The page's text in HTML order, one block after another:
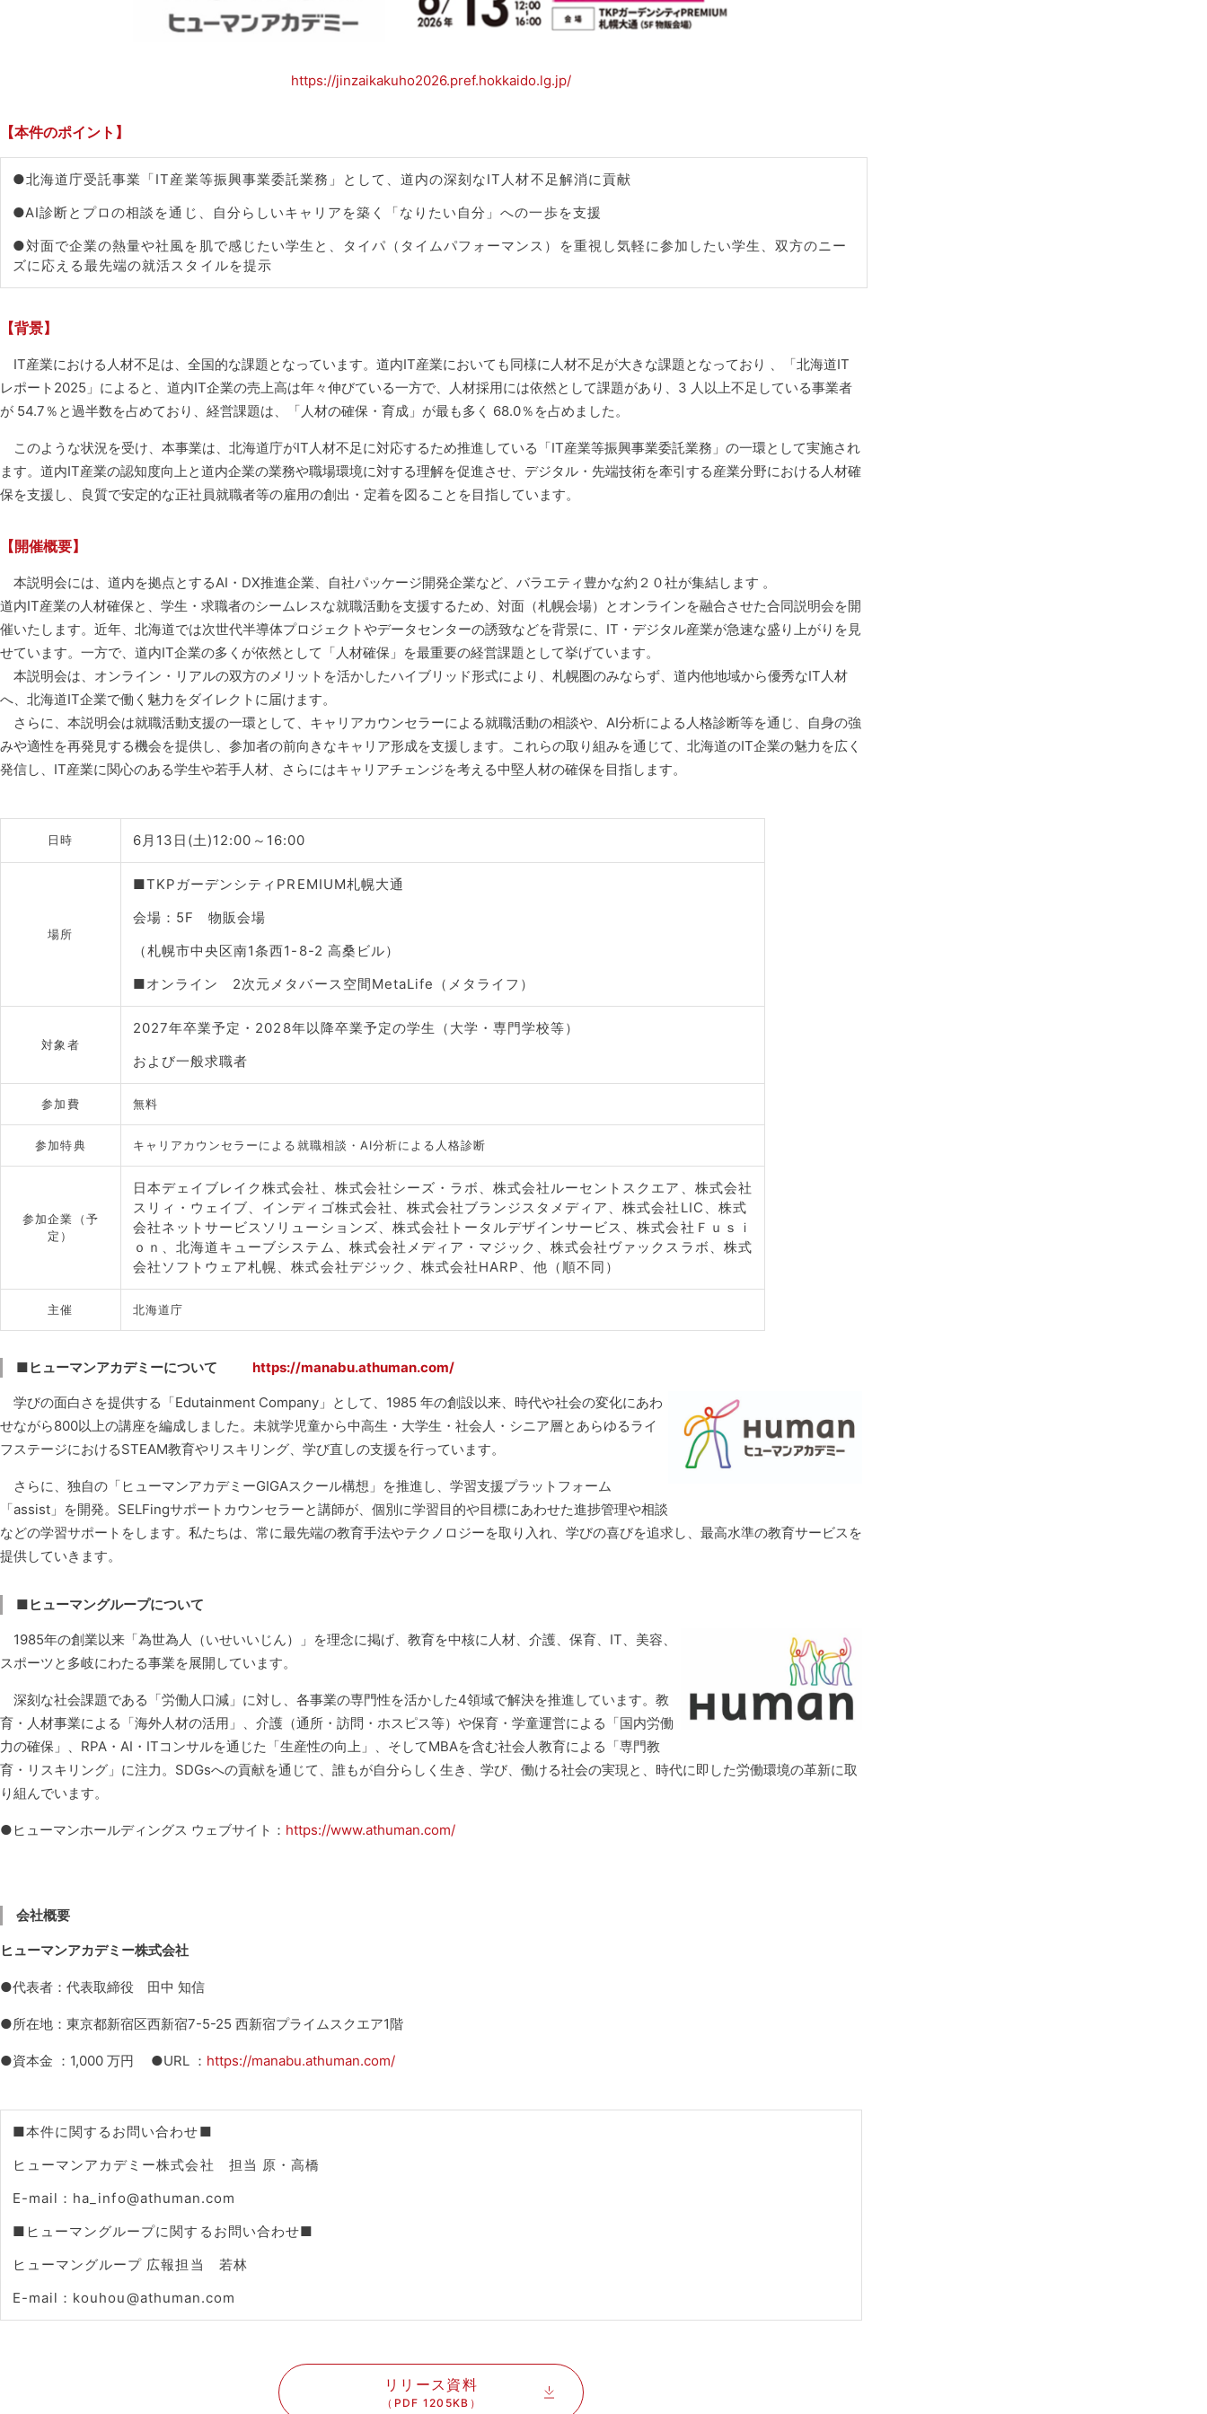
https://jinzaikakuho2026.pref.hokkaido.lg.jp/
【本件のポイント】
●北海道庁受託事業「IT産業等振興事業委託業務」として、道内の深刻なIT人材不足解消に貢献
●AI診断とプロの相談を通じ、自分らしいキャリアを築く「なりたい自分」への一歩を支援
●対面で企業の熱量や社風を肌で感じたい学生と、タイパ（タイムパフォーマンス）を重視し気軽に参加したい学生、双方のニー
ズに応える最先端の就活スタイルを提示
【背景】
IT産業における人材不足は、全国的な課題となっています。道内IT産業においても同様に人材不足が大きな課題となっており 、「北海道IT
レポート2025」によると、道内IT企業の売上高は年々伸びている一方で、人材採用には依然として課題があり、3 人以上不足している事業者
が 54.7％と過半数を占めており、経営課題は、「人材の確保・育成」が最も多く 68.0％を占めました。
このような状況を受け、本事業は、北海道庁がIT人材不足に対応するため推進している「IT産業等振興事業委託業務」の一環として実施され
ます。道内IT産業の認知度向上と道内企業の業務や職場環境に対する理解を促進させ、デジタル・先端技術を牽引する産業分野における人材確
保を支援し、良質で安定的な正社員就職者等の雇用の創出・定着を図ることを目指しています。
【開催概要】
本説明会には、道内を拠点とするAI・DX推進企業、自社パッケージ開発企業など、バラエティ豊かな約２０社が集結します 。
道内IT産業の人材確保と、学生・求職者のシームレスな就職活動を支援するため、対面（札幌会場）とオンラインを融合させた合同説明会を開
催いたします。近年、北海道では次世代半導体プロジェクトやデータセンターの誘致などを背景に、IT・デジタル産業が急速な盛り上がりを見
せています。一方で、道内IT企業の多くが依然として「人材確保」を最重要の経営課題として挙げています。
本説明会は、オンライン・リアルの双方のメリットを活かしたハイブリッド形式により、札幌圏のみならず、道内他地域から優秀なIT人材
へ、北海道IT企業で働く魅力をダイレクトに届けます。
さらに、本説明会は就職活動支援の一環として、キャリアカウンセラーによる就職活動の相談や、AI分析による人格診断等を通じ、自身の強
みや適性を再発見する機会を提供し、参加者の前向きなキャリア形成を支援します。これらの取り組みを通じて、北海道のIT企業の魅力を広く
発信し、IT産業に関心のある学生や若手人材、さらにはキャリアチェンジを考える中堅人材の確保を目指します。
日時 6月13日(土)12:00～16:00
場所
■TKPガーデンシティPREMIUM札幌大通
会場：5F 物販会場
（札幌市中央区南1条西1-8-2 高桑ビル）
■オンライン 2次元メタバース空間MetaLife（メタライフ）
対象者
2027年卒業予定・2028年以降卒業予定の学生（大学・専門学校等）
および一般求職者
参加費 無料
参加特典 キャリアカウンセラーによる就職相談・AI分析による人格診断
参加企業（予
定）
日本デェイブレイク株式会社、株式会社シーズ・ラボ、株式会社ルーセントスクエア、株式会社
スリィ・ウェイブ、インディゴ株式会社、株式会社ブランジスタメディア、株式会社LIC、株式
会社ネットサービスソリューションズ、株式会社トータルデザインサービス、株式会社Ｆｕｓｉ
ｏｎ、北海道キューブシステム、株式会社メディア・マジック、株式会社ヴァックスラボ、株式
会社ソフトウェア札幌、株式会社デジック、株式会社HARP、他（順不同）
主催 北海道庁
■ヒューマンアカデミーについて https://manabu.athuman.com/
学びの面白さを提供する「Edutainment Company」として、1985 年の創設以来、時代や社会の変化にあわ
せながら800以上の講座を編成しました。未就学児童から中高生・大学生・社会人・シニア層とあらゆるライ
フステージにおけるSTEAM教育やリスキリング、学び直しの支援を行っています。
さらに、独自の「ヒューマンアカデミーGIGAスクール構想」を推進し、学習支援プラットフォーム
「assist」を開発。SELFingサポートカウンセラーと講師が、個別に学習目的や目標にあわせた進捗管理や相談
などの学習サポートをします。私たちは、常に最先端の教育手法やテクノロジーを取り入れ、学びの喜びを追求し、最高水準の教育サービスを
提供していきます。
■ヒューマングループについて
1985年の創業以来「為世為人（いせいいじん）」を理念に掲げ、教育を中核に人材、介護、保育、IT、美容、
スポーツと多岐にわたる事業を展開しています。
深刻な社会課題である「労働人口減」に対し、各事業の専門性を活かした4領域で解決を推進しています。教
育・人材事業による「海外人材の活用」、介護（通所・訪問・ホスピス等）や保育・学童運営による「国内労働
力の確保」、RPA・AI・ITコンサルを通じた「生産性の向上」、そしてMBAを含む社会人教育による「専門教
育・リスキリング」に注力。SDGsへの貢献を通じて、誰もが自分らしく生き、学び、働ける社会の実現と、時代に即した労働環境の革新に取
り組んでいます。
●ヒューマンホールディングス ウェブサイト： https://www.athuman.com/
会社概要
ヒューマンアカデミー株式会社
●代表者：代表取締役 田中 知信
●所在地：東京都新宿区西新宿7-5-25 西新宿プライムスクエア1階
●資本金 ：1,000 万円 ●URL ： https://manabu.athuman.com/
■本件に関するお問い合わせ■
ヒューマンアカデミー株式会社 担当 原・高橋
E-mail：ha_info@athuman.com
■ヒューマングループに関するお問い合わせ■
ヒューマングループ 広報担当 若林
E-mail：kouhou@athuman.com
リリース資料
（PDF 1205KB）